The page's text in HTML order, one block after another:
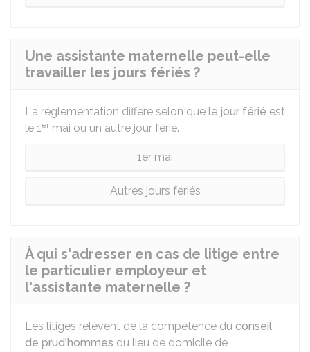
Une assistante maternelle peut-elle
travailler les jours fériés ?
La réglementation diffère selon que le jour férié est
le 1er mai ou un autre jour férié.
1er mai
Autres jours fériés
À qui s'adresser en cas de litige entre
le particulier employeur et
l'assistante maternelle ?
Les litiges relèvent de la compétence du conseil
de prud'hommes du lieu de domicile de